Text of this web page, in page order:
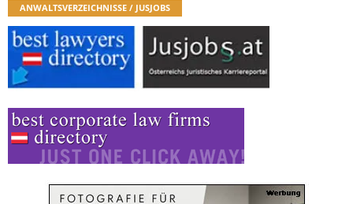
ANWALTSVERZEICHNISSE / JUSJOBS